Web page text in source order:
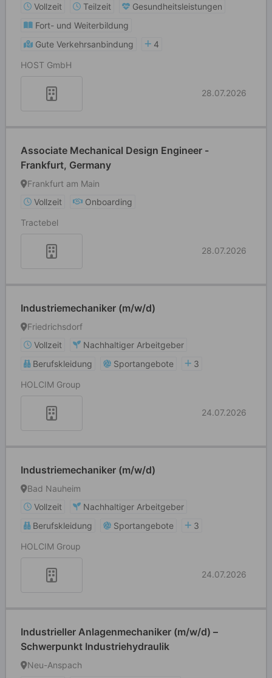
Vollzeit
Teilzeit
Gesundheitsleistungen
Fort- und Weiterbildung
Gute Verkehrsanbindung
4
HOST GmbH
28.07.2026
Associate Mechanical Design Engineer -
Frankfurt, Germany
Frankfurt am Main
Vollzeit
Onboarding
Tractebel
28.07.2026
Industriemechaniker (m/w/d)
Friedrichsdorf
Vollzeit
Nachhaltiger Arbeitgeber
Berufskleidung
Sportangebote
3
HOLCIM Group
24.07.2026
Industriemechaniker (m/w/d)
Bad Nauheim
Vollzeit
Nachhaltiger Arbeitgeber
Berufskleidung
Sportangebote
3
HOLCIM Group
24.07.2026
Industrieller Anlagenmechaniker (m/w/d) –
Schwerpunkt Industriehydraulik
Neu-Anspach